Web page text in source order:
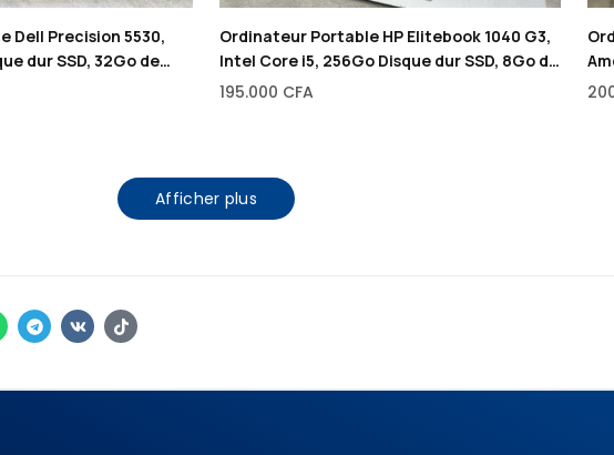
Dell Precision 5530,
dur SSD, 32Go de
graphique, 15,6″
Ordinateur Portable HP Elitebook 1040 G3,
Intel Core i5, 256Go Disque dur SSD, 8Go de
RAM, 14″
195.000 CFA
Afficher plus